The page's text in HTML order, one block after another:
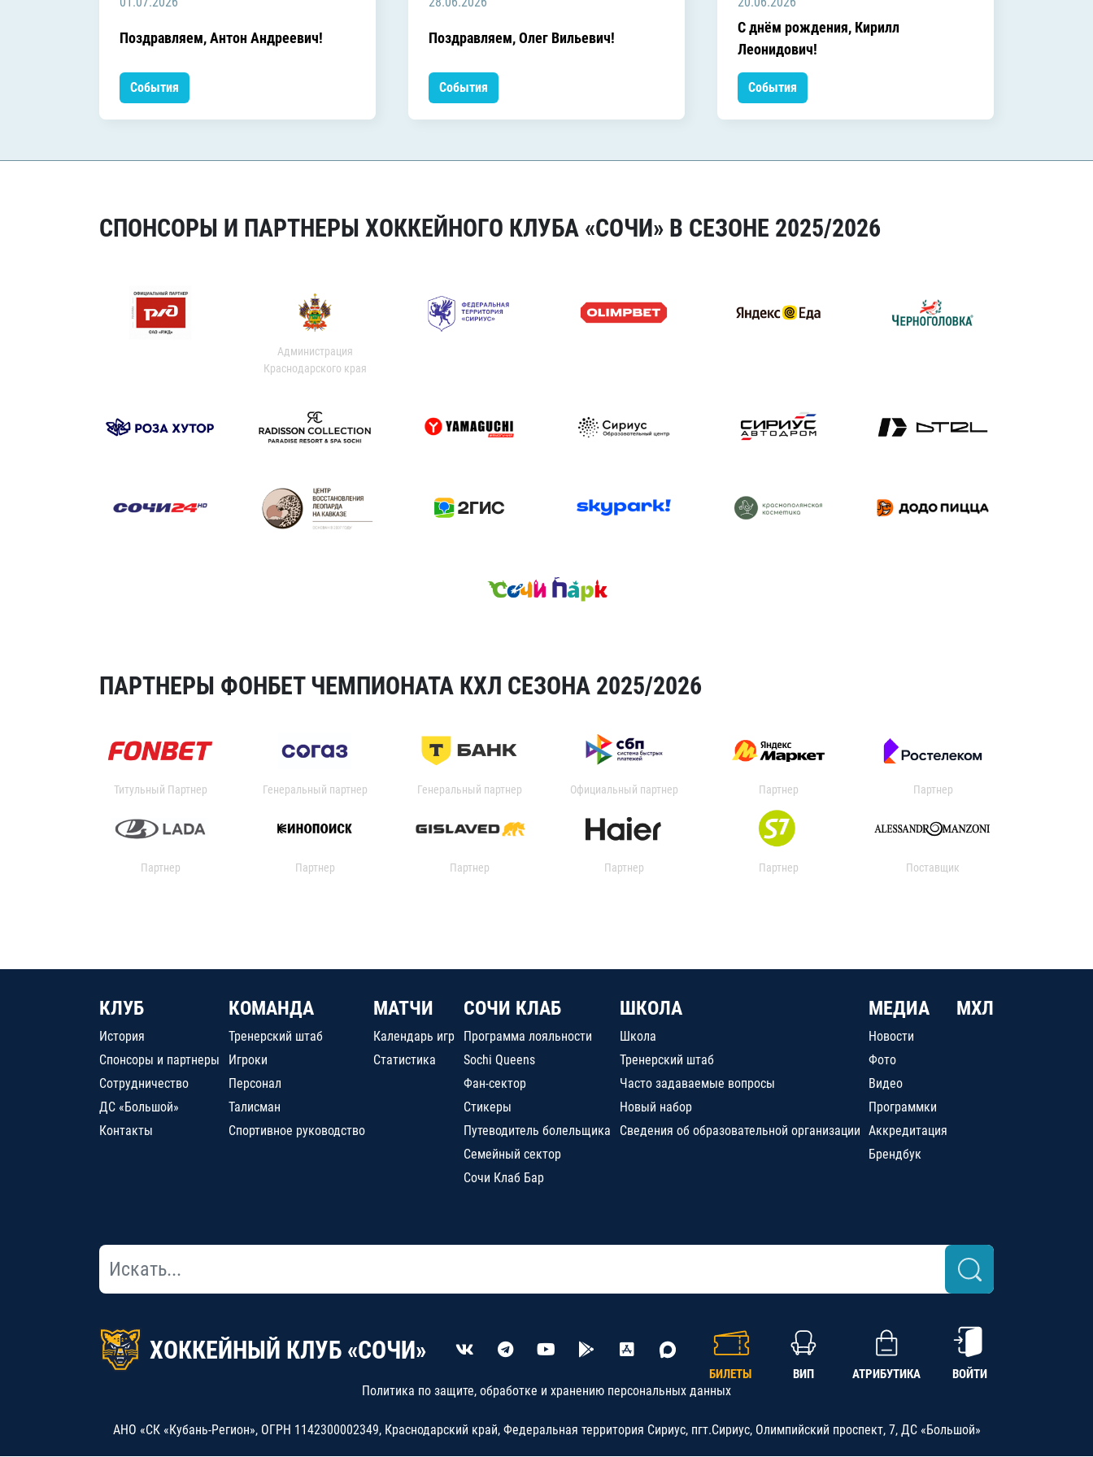
Поздравляем, Антон Андреевич!
События
Поздравляем, Олег Вильевич!
События
C днём рождения, Кирилл
Леонидович!
События
СПОНСОРЫ И ПАРТНЕРЫ ХОККЕЙНОГО КЛУБА «СОЧИ» В СЕЗОНЕ 2025/2026
Администрация
Краснодарского края
ПАРТНЕРЫ ФОНБЕТ ЧЕМПИОНАТА КХЛ СЕЗОНА 2025/2026
Титульный Партнер Генеральный партнер Генеральный партнер Официальный партнер Партнер Партнер
Партнер Партнер Партнер Партнер Партнер Поставщик
КЛУБ
История
Спонсоры и партнеры
Сотрудничество
ДС «Большой»
Контакты
КОМАНДА
Тренерский штаб
Игроки
Персонал
Талисман
Спортивное руководство
МАТЧИ
Календарь игр
Статистика
СОЧИ КЛАБ
Программа лояльности
Sochi Queens
Фан-сектор
Стикеры
Путеводитель болельщика
Семейный сектор
Сочи Клаб Бар
ШКОЛА
Школа
Тренерский штаб
Часто задаваемые вопросы
Новый набор
Сведения об образовательной организации
МЕДИА
Новости
Фото
Видео
Программки
Аккредитация
Брендбук
МХЛ
ХОККЕЙНЫЙ КЛУБ «СОЧИ»
БИЛЕТЫ ВИП АТРИБУТИКА ВОЙТИ
Политика по защите, обработке и хранению персональных данных
АНО «СК «Кубань-Регион», ОГРН 1142300002349, Краснодарский край, Федеральная территория Сириус, пгт.Сириус, Олимпийский проспект, 7, ДС «Большой»